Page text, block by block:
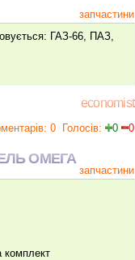
запчастини
ГАЗ-66, ПАЗ,
economist
0 Голосів: 0 0
ОМЕГА
запчастини
комплект